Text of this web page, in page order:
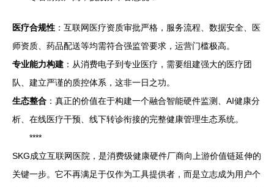
医疗合规性 ：互联网医疗资质审批严格，服务流程、数据安全、医
师资质、药品配送等均需符合强监管要求，运营门槛极高。
专业能力构建 ：从消费电子到专业医疗，需要组建强大的医疗团
队、建立严谨的质控体系，这非一日之功。
生态整合 ：真正的价值在于构建一个融合智能硬件监测、AI健康分
析、在线医疗干预、线下转诊衔接的完整健康管理生态系统。
****
SKG成立互联网医院，是消费级健康硬件厂商向上游价值链延伸的
关键一步。它不再满足于仅作为工具提供者，而是立志成为用户个